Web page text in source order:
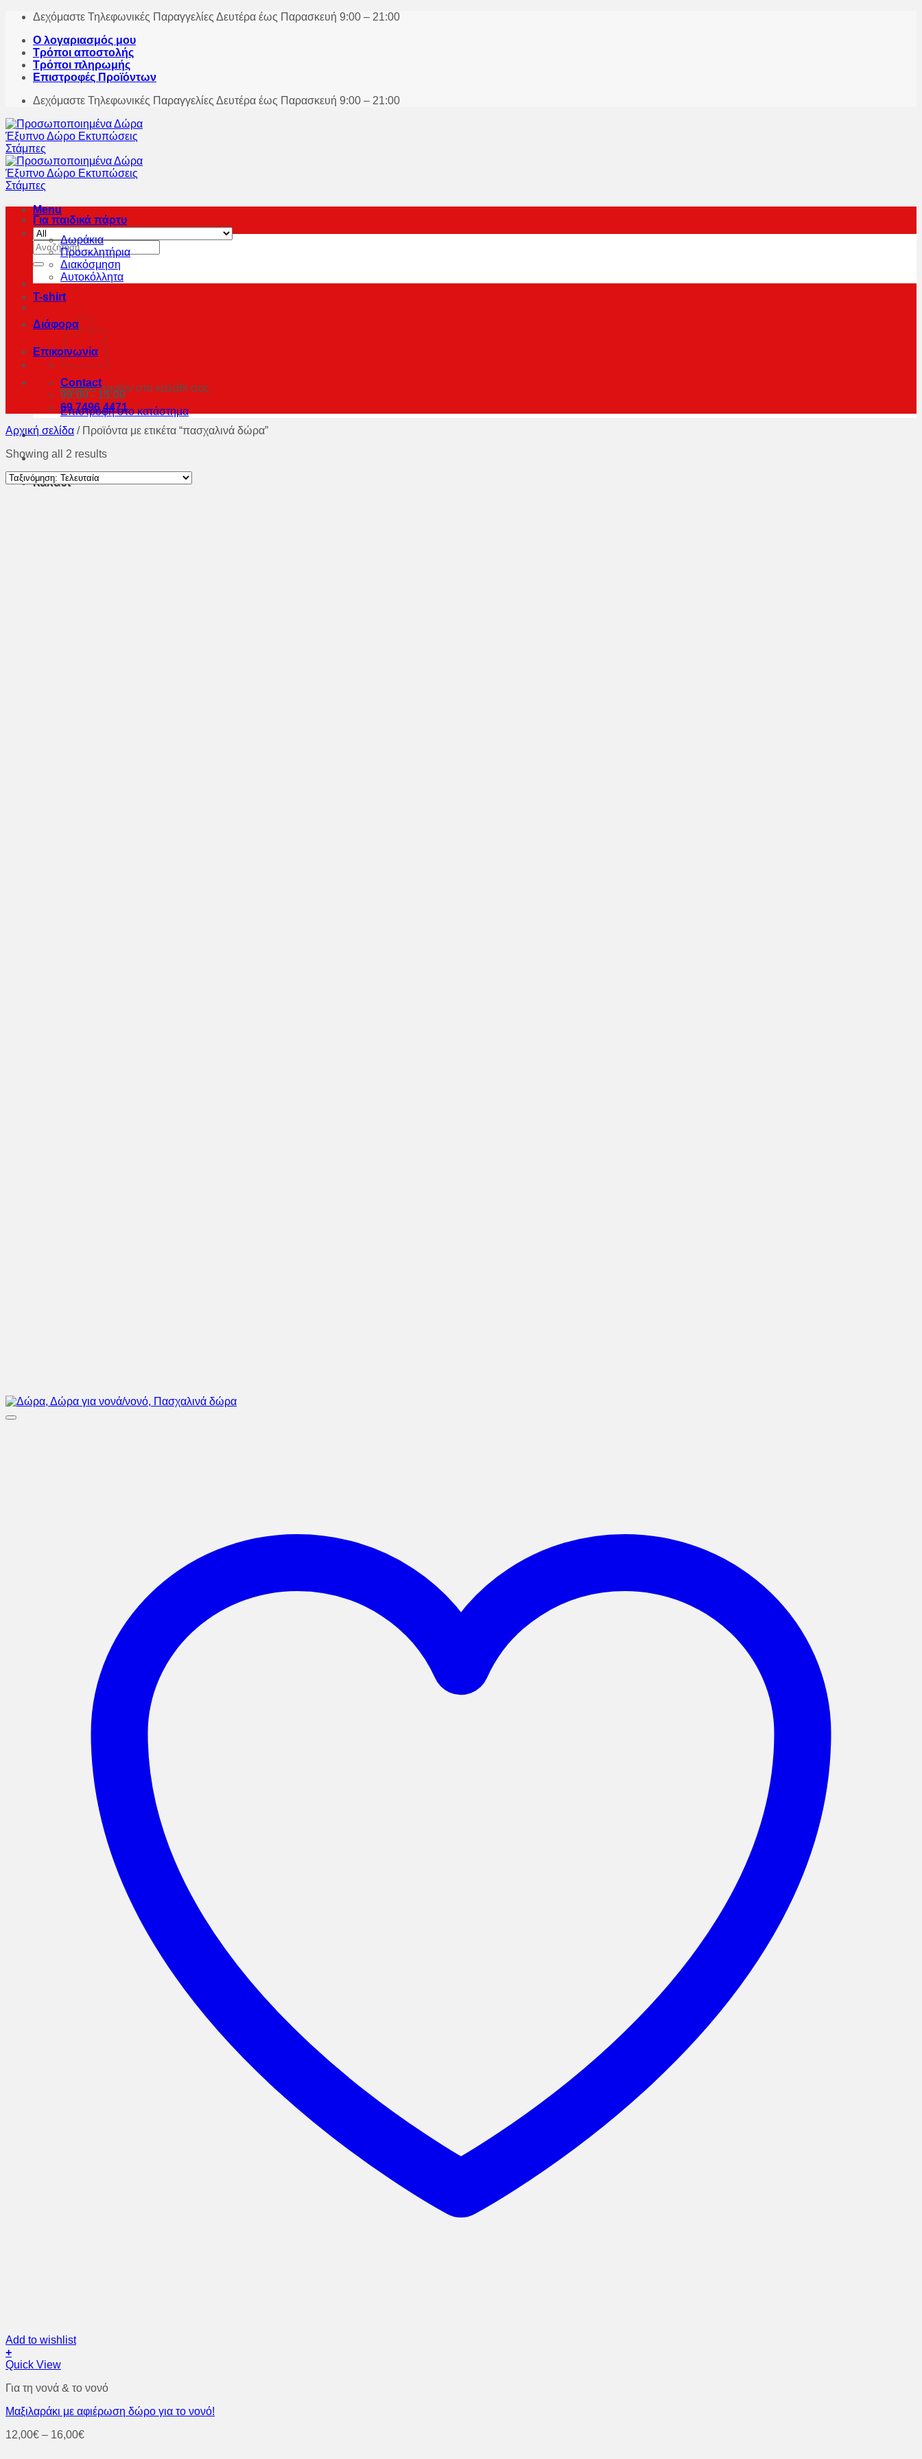
Skip
content
Δεχόμαστε Τηλεφωνικές Παραγγελίες Δευτέρα έως Παρασκευή 9:00 – 21:00
Ο λογαριασμός μου
Τρόποι αποστολής
Τρόποι πληρωμής
Επιστροφές Προϊόντων
Δεχόμαστε Τηλεφωνικές Παραγγελίες Δευτέρα έως Παρασκευή 9:00 – 21:00
Menu
Αναζήτηση
για:
Κανένα προϊόν στο καλάθι σας.
Επιστροφή στο κατάστημα
Καλάθι
Για παιδικά πάρτυ
Δωράκια
Προσκλητήρια
Διακόσμηση
Αυτοκόλλητα
T-shirt
Διάφορα
Επικοινωνία
Contact
09:00 - 15:00
69 7496 4471
Αρχική σελίδα /Προϊόντα με ετικέτα “πασχαλινά δώρα”
Showing all 2 results
Add to wishlist
+
Αυτό
προϊόν
πολλαπλές
Οι
Quick View
Για τη νονά & το νονό
Μαξιλαράκι με αφιέρωση δώρο για το νονό!
12,00€ – 16,00€Price